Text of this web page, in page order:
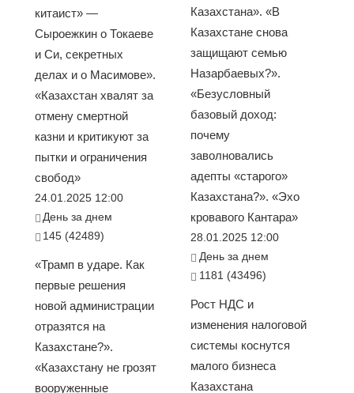
китаист» —
Сыроежкин о Токаеве
и Си, секретных
делах и о Масимове».
«Казахстан хвалят за
отмену смертной
казни и критикуют за
пытки и ограничения
свобод»
24.01.2025 12:00
День за днем
145 (42489)
«Трамп в ударе. Как
первые решения
новой администрации
отразятся на
Казахстане?».
«Казахстану не грозят
вооруженные
Казахстана». «В
Казахстане снова
защищают семью
Назарбаевых?».
«Безусловный
базовый доход:
почему
заволновались
адепты «старого»
Казахстана?». «Эхо
кровавого Кантара»
28.01.2025 12:00
День за днем
1181 (43496)
Рост НДС и
изменения налоговой
системы коснутся
малого бизнеса
Казахстана